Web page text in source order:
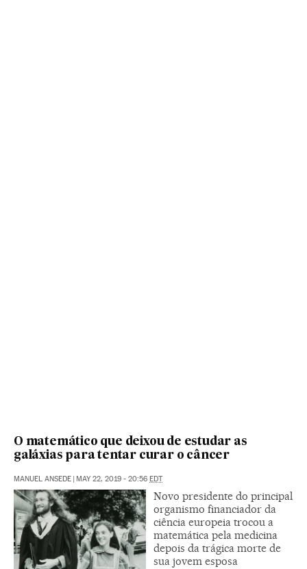
O matemático que deixou de estudar as
galáxias para tentar curar o câncer
MANUEL ANSEDE MAY 22, 2019 - 20:56 EDT
Novo presidente do principal
organismo financiador da
ciência europeia trocou a
matemática pela medicina
depois da trágica morte de
sua jovem esposa